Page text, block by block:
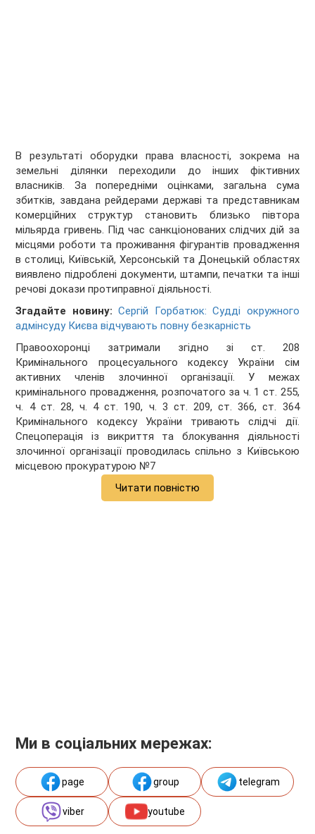
В результаті оборудки права власності, зокрема на
земельні ділянки переходили до інших фіктивних
власників. За попередніми оцінками, загальна сума
збитків, завдана рейдерами державі та представникам
комерційних структур становить близько півтора
мільярда гривень. Під час санкціонованих слідчих дій за
місцями роботи та проживання фігурантів провадження
в столиці, Київській, Херсонській та Донецькій областях
виявлено підроблені документи, штампи, печатки та інші
речові докази протиправної діяльності.
Згадайте новину:Сергій Горбатюк: Судді окружного
адмінсуду Києва відчувають повну безкарність
Правоохоронці затримали згідно зі ст. 208
Кримінального процесуального кодексу України сім
активних членів злочинної організації. У межах
кримінального провадження, розпочатого за ч. 1 ст. 255,
ч. 4 ст. 28, ч. 4 ст. 190, ч. 3 ст. 209, ст. 366, ст. 364
Кримінального кодексу України тривають слідчі дії.
Спецоперація із викриття та блокування діяльності
злочинної організації проводилась спільно з Київською
місцевою прокуратурою №7
Читати повністю
Ми в соціальних мережах:
page group telegram
viber youtube